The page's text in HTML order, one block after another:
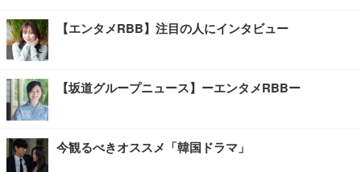
【エンタメRBB】注目の人にインタビュー
【坂道グループニュース】ーエンタメRBBー
今観るべきオススメ「韓国ドラマ」